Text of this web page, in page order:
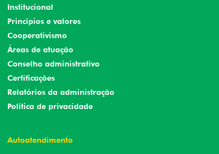
Institucional
Princípios e valores
Cooperativismo
Áreas de atuação
Conselho administrativo
Certificações
Relatórios da administração
Política de privacidade
Autoatendimento